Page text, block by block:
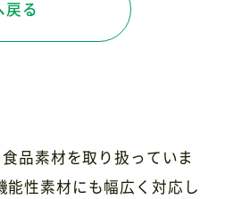
戻る
品素材を取り扱っていま
能性素材にも幅広く対応し